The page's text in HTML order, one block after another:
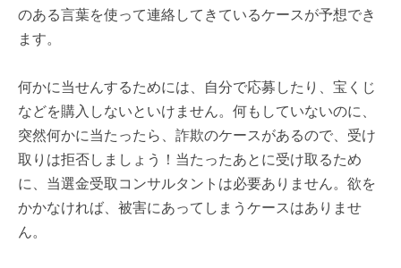
のある言葉を使って連絡してきているケースが予想でき
ます。
何かに当せんするためには、自分で応募したり、宝くじ
などを購入しないといけません。何もしていないのに、
突然何かに当たったら、詐欺のケースがあるので、受け
取りは拒否しましょう！当たったあとに受け取るため
に、当選金受取コンサルタントは必要ありません。欲を
かかなければ、被害にあってしまうケースはありませ
ん。